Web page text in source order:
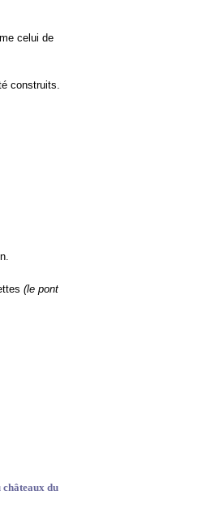
celui de
construits.
(le pont
châteaux du